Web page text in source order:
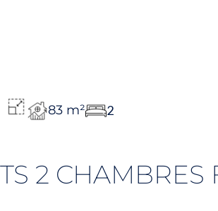
83 m² 2
2